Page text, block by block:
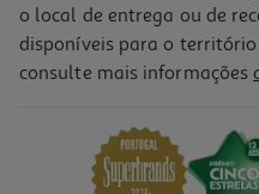
Sidra Bandida Maçã Lata 0.33l
Price reduced from
+0,10 € Depósito
o local de entrega ou de
disponíveis para o
consulte mais informações